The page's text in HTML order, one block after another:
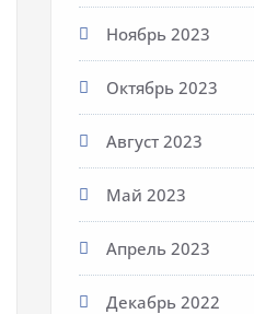
Ноябрь 2023
Октябрь 2023
Август 2023
Май 2023
Апрель 2023
Декабрь 2022